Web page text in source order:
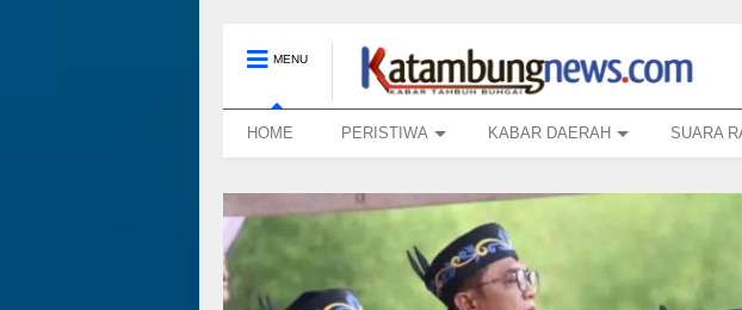
MENU
HOME PERISTIWA KABAR DAERAH SUARA